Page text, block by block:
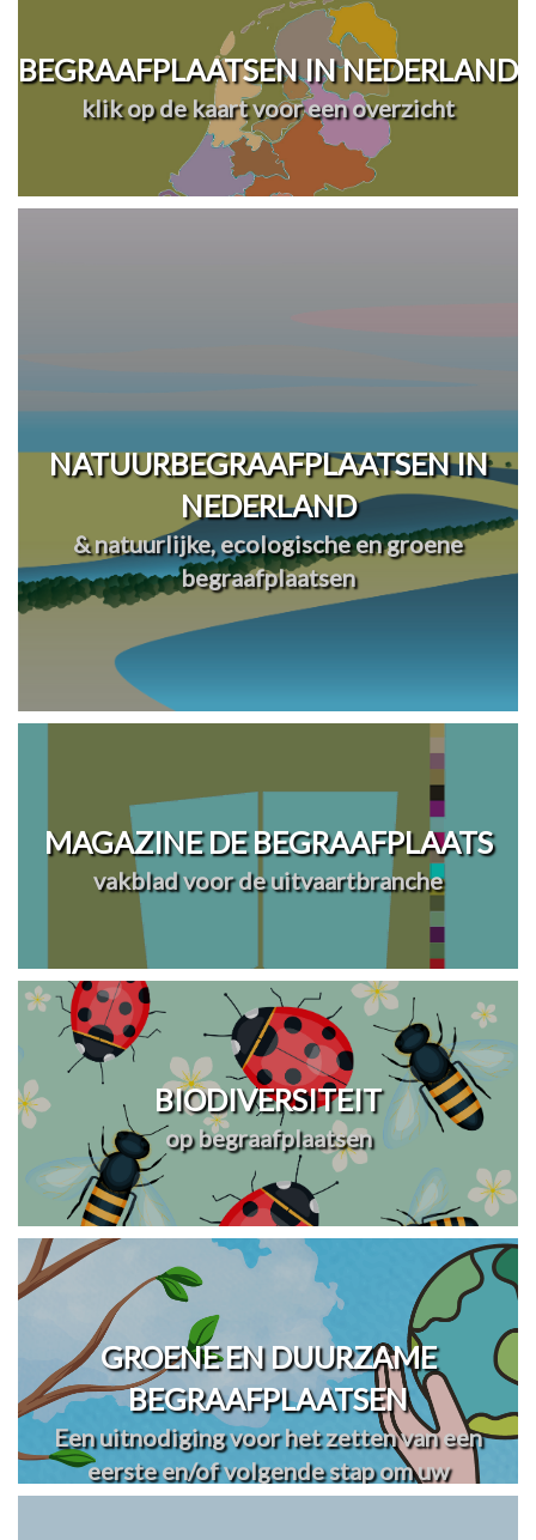
BEGRAAFPLAATSEN IN NEDERLAND
klik op de kaart voor een overzicht
NATUURBEGRAAFPLAATSEN IN
NEDERLAND
& natuurlijke, ecologische en groene
begraafplaatsen
MAGAZINE DE BEGRAAFPLAATS
vakblad voor de uitvaartbranche
BIODIVERSITEIT
op begraafplaatsen
GROENE EN DUURZAME
BEGRAAFPLAATSEN
Een uitnodiging voor het zetten van een
eerste en/of volgende stap om uw
begraafplaats(en) te vergroenen en